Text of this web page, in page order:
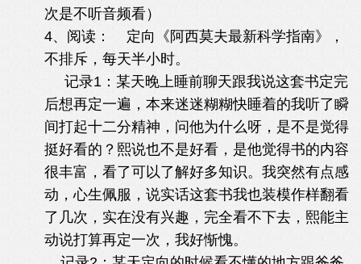
次是不听音频看）
4、阅读： 定向《阿西莫夫最新科学指南》，
不排斥，每天半小时。
记录1：某天晚上睡前聊天跟我说这套书定完
后想再定一遍，本来迷迷糊糊快睡着的我听了瞬
间打起十二分精神，问他为什么呀，是不是觉得
挺好看的？熙说也不是好看，是他觉得书的内容
很丰富，看了可以了解好多知识。我突然有点感
动，心生佩服，说实话这套书我也装模作样翻看
了几次，实在没有兴趣，完全看不下去，熙能主
动说打算再定一次，我好惭愧。